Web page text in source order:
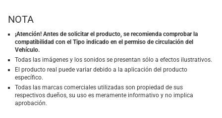
NOTA
¡Atención! Antes de solicitar el producto, se recomienda comprobar la
compatibilidad con el Tipo indicado en el permiso de circulación del
Vehículo.
Todas las imágenes y los sonidos se presentan sólo a efectos ilustrativos.
El producto real puede variar debido a la aplicación del producto
específico.
Todas las marcas comerciales utilizadas son propiedad de sus
respectivos dueños, su uso es meramente informativo y no implica
aprobación.